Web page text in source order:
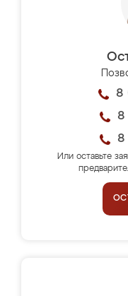
8
8
8
Или оставьте